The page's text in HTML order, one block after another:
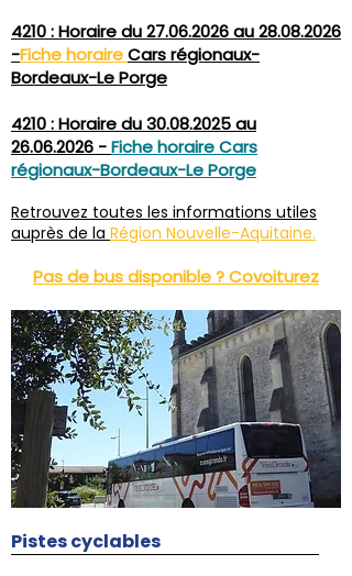
4210 : Horaire du 27.06.2026 au 28.08.2026
-Fiche horaireCars régionaux-
Bordeaux-Le Porge
4210 : Horaire du30.08.2025au
26.06.2026 -Fiche horaire Cars
régionaux-Bordeaux-Le Porge
Retrouvez toutes les informations utiles
auprès de la Région Nouvelle-Aquitaine.
Pas de bus disponible ?Covoiturez
Pistes cyclables